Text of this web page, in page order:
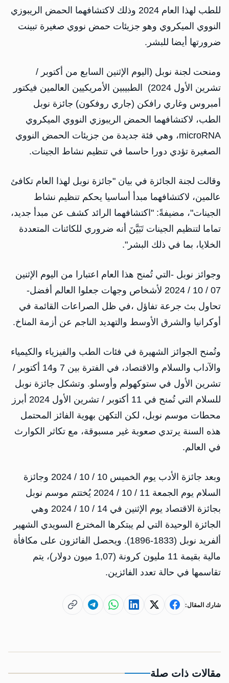
للطب لهذا العام 2024 وذلك لاكتشافهما الحمض الريبوزي
النووي الميكروي وهو جزيئات حمض نووي صغيرة تبينت
ضرورتها أيضا للبشر.
ومنحت لجنة نوبل (اليوم الإثنين السابع من أكتوبر /
تشرين الأول 2024) الطبيبين الأمريكيين العالمين فيكتور
أمبروس وغاري رافكن (جاري روفكون) جائزة نوبل
الطب، لاكتشافهما الحمض الريبوزي النووي الميكروي
microRNA، وهي فئة جديدة من جزيئات الحمض النووي
الصغيرة تؤدي دورا حاسما في تنظيم نشاط الجينات.
وقالت لجنة الجائزة في بيان "جائزة نوبل لهذا العام تكافئ
عالمين، لاكتشافهما مبدأ أساسيا يحكم تنظيم نشاط
الجينات"، مضيفةً: "اكتشافهما الرائد كشف عن مبدأ جديد،
تماما لتنظيم الجينات تَبَيَّنَ أنه ضروري للكائنات المتعددة
الخلايا، بما في ذلك البشر".
وجوائز نوبل -التي تُمنح هذا العام اعتبارا من اليوم الإثنين
07 / 10 / 2024 لأشخاص وجهات جعلوا العالم أفضل-
تحاول بث جرعة تفاؤل ،في ظل الصراعات القائمة في
أوكرانيا والشرق الأوسط والتهديد الناجم عن أزمة المناخ.
وتُمنح الجوائز الشهيرة في فئات الطب والفيزياء والكيمياء
والآداب والسلام والاقتصاد، في الفترة بين 7 و14 أكتوبر /
تشرين الأول في ستوكهولم وأوسلو. وتشكل جائزة نوبل
للسلام التي تُمنح في 11 أكتوبر / تشرين الأول 2024 أبرز
محطات موسم نوبل، لكن التكهن بهوية الفائز المحتمل
هذه السنة يرتدي صعوبة غير مسبوقة، مع تكاثر الكوارث
في العالم.
وبعد جائزة الأدب يوم الخميس 10 / 10 / 2024 وجائزة
السلام يوم الجمعة 11 / 10 / 2024 يُختتم موسم نوبل
بجائزة الاقتصاد يوم الإثنين في 14 / 10 / 2024 وهي
الجائزة الوحيدة التي لم يبتكرها المخترع السويدي الشهير
ألفريد نوبل (1833-1896). ويحصل الفائزون على مكافأة
مالية بقيمة 11 مليون كرونة (1,07 ميون دولار)، يتم
تقاسمها في حالة تعدد الفائزين.
شارك المقال:
مقالات ذات صلة